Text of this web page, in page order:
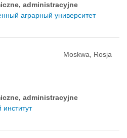
administracyjne
аграрный университет
Moskwa, Rosja
administracyjne